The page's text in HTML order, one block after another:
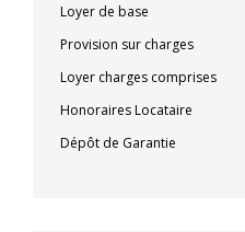
Loyer de base
Provision sur charges
Loyer charges comprises
Honoraires Locataire
Dépôt de Garantie